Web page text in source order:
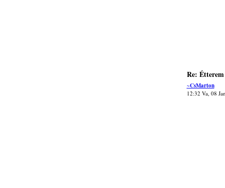
Re: Étterem
~CsMarton
12:32 Va, 08